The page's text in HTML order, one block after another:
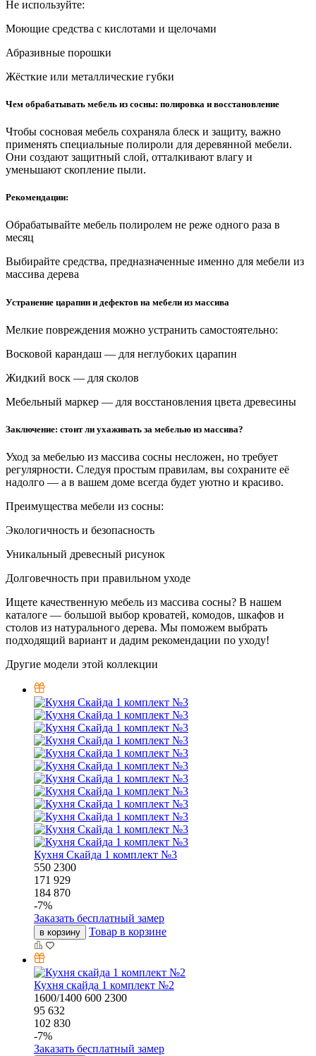
Не используйте:
Моющие средства с кислотами и щелочами
Абразивные порошки
Жёсткие или металлические губки
Чем обрабатывать мебель из сосны: полировка и восстановление
Чтобы сосновая мебель сохраняла блеск и защиту, важно
применять специальные полироли для деревянной мебели.
Они создают защитный слой, отталкивают влагу и
уменьшают скопление пыли.
Рекомендации:
Обрабатывайте мебель полиролем не реже одного раза в
месяц
Выбирайте средства, предназначенные именно для мебели из
массива дерева
Устранение царапин и дефектов на мебели из массива
Мелкие повреждения можно устранить самостоятельно:
Восковой карандаш — для неглубоких царапин
Жидкий воск — для сколов
Мебельный маркер — для восстановления цвета древесины
Заключение: стоит ли ухаживать за мебелью из массива?
Уход за мебелью из массива сосны несложен, но требует
регулярности. Следуя простым правилам, вы сохраните её
надолго — а в вашем доме всегда будет уютно и красиво.
Преимущества мебели из сосны:
Экологичность и безопасность
Уникальный древесный рисунок
Долговечность при правильном уходе
Ищете качественную мебель из массива сосны? В нашем
каталоге — большой выбор кроватей, комодов, шкафов и
столов из натурального дерева. Мы поможем выбрать
подходящий вариант и дадим рекомендации по уходу!
Другие модели этой коллекции
Кухня Скайда 1 комплект №3
550 2300
171 929
184 870
-7%
Заказать бесплатный замер
в корзину Товар в корзине
Кухня скайда 1 комплект №2
1600/1400 600 2300
95 632
102 830
-7%
Заказать бесплатный замер